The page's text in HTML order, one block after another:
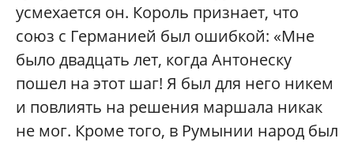
усмехается он. Король признает, что
союз с Германией был ошибкой: «Мне
было двадцать лет, когда Антонеску
пошел на этот шаг! Я был для него никем
и повлиять на решения маршала никак
не мог. Кроме того, в Румынии народ был